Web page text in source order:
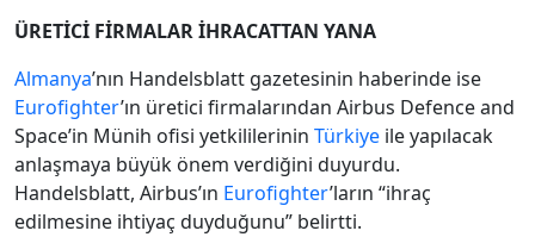
ÜRETİCİ FİRMALAR İHRACATTAN YANA
Almanya’nın Handelsblatt gazetesinin haberinde ise
Eurofighter’ın üretici firmalarından Airbus Defence and
Space’in Münih ofisi yetkililerinin Türkiye ile yapılacak
anlaşmaya büyük önem verdiğini duyurdu.
Handelsblatt, Airbus’ın Eurofighter’ların “ihraç
edilmesine ihtiyaç duyduğunu” belirtti.